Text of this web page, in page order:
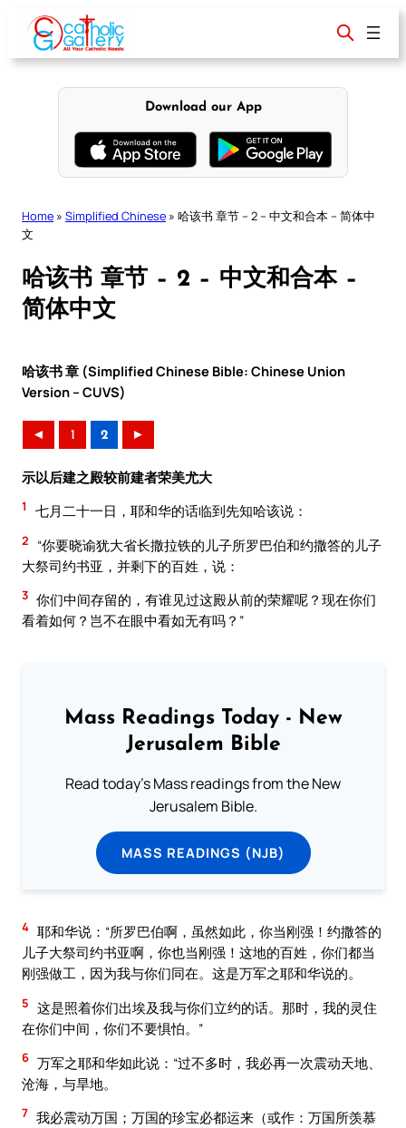
content
Download our App
Home » Simplified Chinese » 哈该书 章节 – 2 – 中文和合本 – 简体中
文
哈该书 章节 – 2 – 中文和合本 –
简体中文
哈该书 章 (Simplified Chinese Bible: Chinese Union
Version – CUVS)
◄ 1 2 ►
示以后建之殿较前建者荣美尤大
1 七月二十一日，耶和华的话临到先知哈该说：
2
“你要晓谕犹大省长撒拉铁的儿子所罗巴伯和约撒答的儿子
大祭司约书亚，并剩下的百姓，说：
3 你们中间存留的，有谁见过这殿从前的荣耀呢？现在你们
看着如何？岂不在眼中看如无有吗？”
Mass Readings Today - New
Jerusalem Bible
Read today's Mass readings from the New
Jerusalem Bible.
MASS READINGS (NJB)
4 耶和华说：“所罗巴伯啊，虽然如此，你当刚强！约撒答的
儿子大祭司约书亚啊，你也当刚强！这地的百姓，你们都当
刚强做工，因为我与你们同在。这是万军之耶和华说的。
5 这是照着你们出埃及我与你们立约的话。那时，我的灵住
在你们中间，你们不要惧怕。”
6 万军之耶和华如此说：“过不多时，我必再一次震动天地、
沧海，与旱地。
7 我必震动万国；万国的珍宝必都运来（或作：万国所羡慕